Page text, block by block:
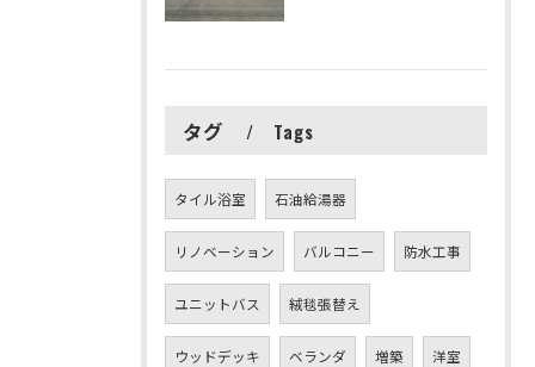
タグ Tags
タイル浴室 石油給湯器
リノベーション バルコニー 防水工事
ユニットバス 絨毯張替え
ウッドデッキ ベランダ 増築 洋室